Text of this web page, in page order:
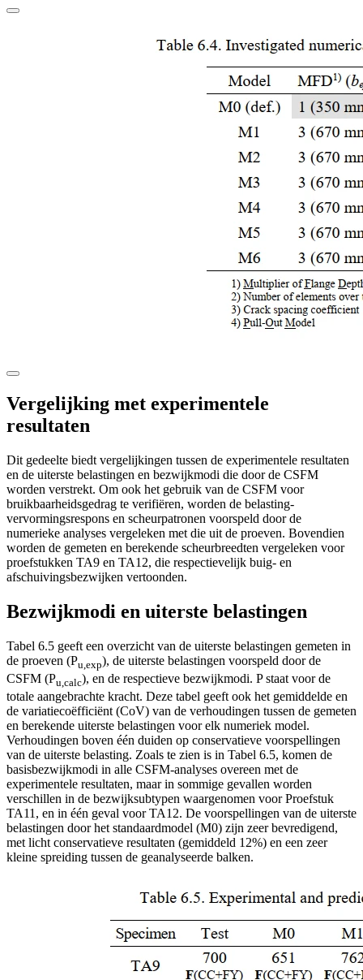
Vergelijking met experimentele
resultaten
Dit gedeelte biedt vergelijkingen tussen de experimentele resultaten
en de uiterste belastingen en bezwijkmodi die door de CSFM
worden verstrekt. Om ook het gebruik van de CSFM voor
bruikbaarheidsgedrag te verifiëren, worden de belasting-
vervormingsrespons en scheurpatronen voorspeld door de
numerieke analyses vergeleken met die uit de proeven. Bovendien
worden de gemeten en berekende scheurbreedten vergeleken voor
proefstukken TA9 en TA12, die respectievelijk buig- en
afschuivingsbezwijken vertoonden.
Bezwijkmodi en uiterste belastingen
Tabel 6.5 geeft een overzicht van de uiterste belastingen gemeten in
de proeven (Pu,exp), de uiterste belastingen voorspeld door de
CSFM (Pu,calc), en de respectieve bezwijkmodi. P staat voor de
totale aangebrachte kracht. Deze tabel geeft ook het gemiddelde en
de variatiecoëfficiënt (CoV) van de verhoudingen tussen de gemeten
en berekende uiterste belastingen voor elk numeriek model.
Verhoudingen boven één duiden op conservatieve voorspellingen
van de uiterste belasting. Zoals te zien is in Tabel 6.5, komen de
basisbezwijkmodi in alle CSFM-analyses overeen met de
experimentele resultaten, maar in sommige gevallen worden
verschillen in de bezwijksubtypen waargenomen voor Proefstuk
TA11, en in één geval voor TA12. De voorspellingen van de uiterste
belastingen door het standaardmodel (M0) zijn zeer bevredigend,
met licht conservatieve resultaten (gemiddeld 12%) en een zeer
kleine spreiding tussen de geanalyseerde balken.